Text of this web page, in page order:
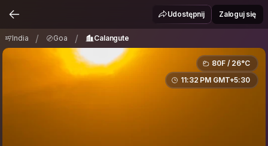
Udostępnij Zaloguj się
India / Goa / Calangute
80F / 26°C
11:32 PM GMT+5:30